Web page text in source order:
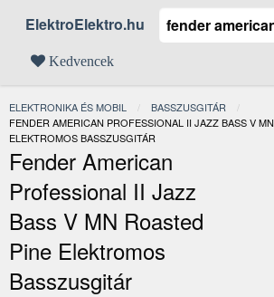
ElektroElektro.hu
Kedvencek
ELEKTRONIKA ÉS MOBIL
BASSZUSGITÁR
JELENLEGI:
FENDER AMERICAN PROFESSIONAL II JAZZ BASS V
ELEKTROMOS BASSZUSGITÁR
Fender American
Professional II Jazz
Bass V MN Roasted
Pine Elektromos
Basszusgitár